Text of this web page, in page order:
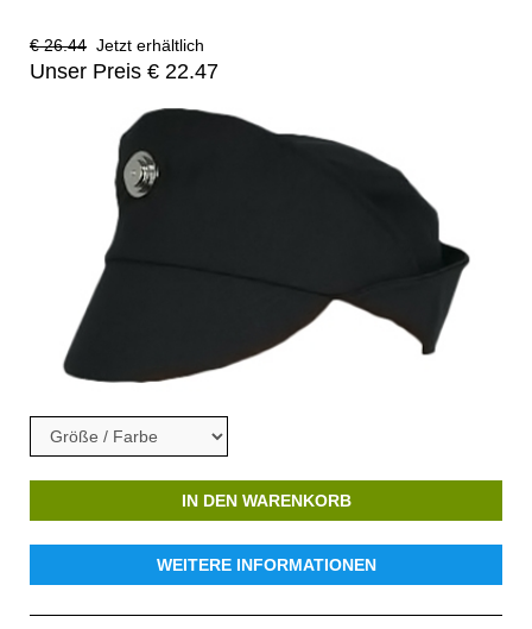
€ 26.44 Jetzt erhältlich
Unser Preis € 22.47
IN DEN WARENKORB
WEITERE INFORMATIONEN